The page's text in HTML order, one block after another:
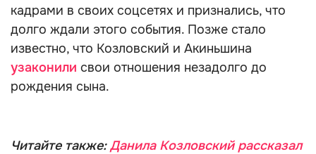
кадрами в своих соцсетях и признались, что
долго ждали этого события. Позже стало
известно, что Козловский и Акиньшина
узаконили свои отношения незадолго до
рождения сына.
Читайте также:Данила Козловский рассказал